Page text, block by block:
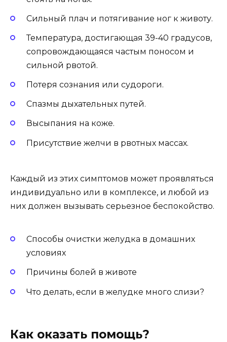
Сильный плач и потягивание ног к животу.
Температура, достигающая 39-40 градусов,
сопровождающаяся частым поносом и
сильной рвотой.
Потеря сознания или судороги.
Спазмы дыхательных путей.
Высыпания на коже.
Присутствие желчи в рвотных массах.
Каждый из этих симптомов может проявляться
индивидуально или в комплексе, и любой из
них должен вызывать серьезное беспокойство.
Способы очистки желудка в домашних
условиях
Причины болей в животе
Что делать, если в желудке много слизи?
Как оказать помощь?